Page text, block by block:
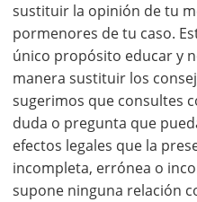
sustituir la opinión de tu
pormenores de tu caso.
único propósito educar y
manera sustituir los
sugerimos que consultes
duda o pregunta que
efectos legales que la
incompleta, errónea o
supone ninguna relación